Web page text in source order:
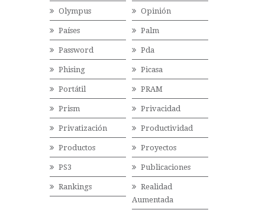
Olympus Opinión
Países Palm
Password Pda
Phising Picasa
Portátil PRAM
Prism Privacidad
Privatización Productividad
Productos Proyectos
PS3 Publicaciones
Rankings
Realidad
Aumentada